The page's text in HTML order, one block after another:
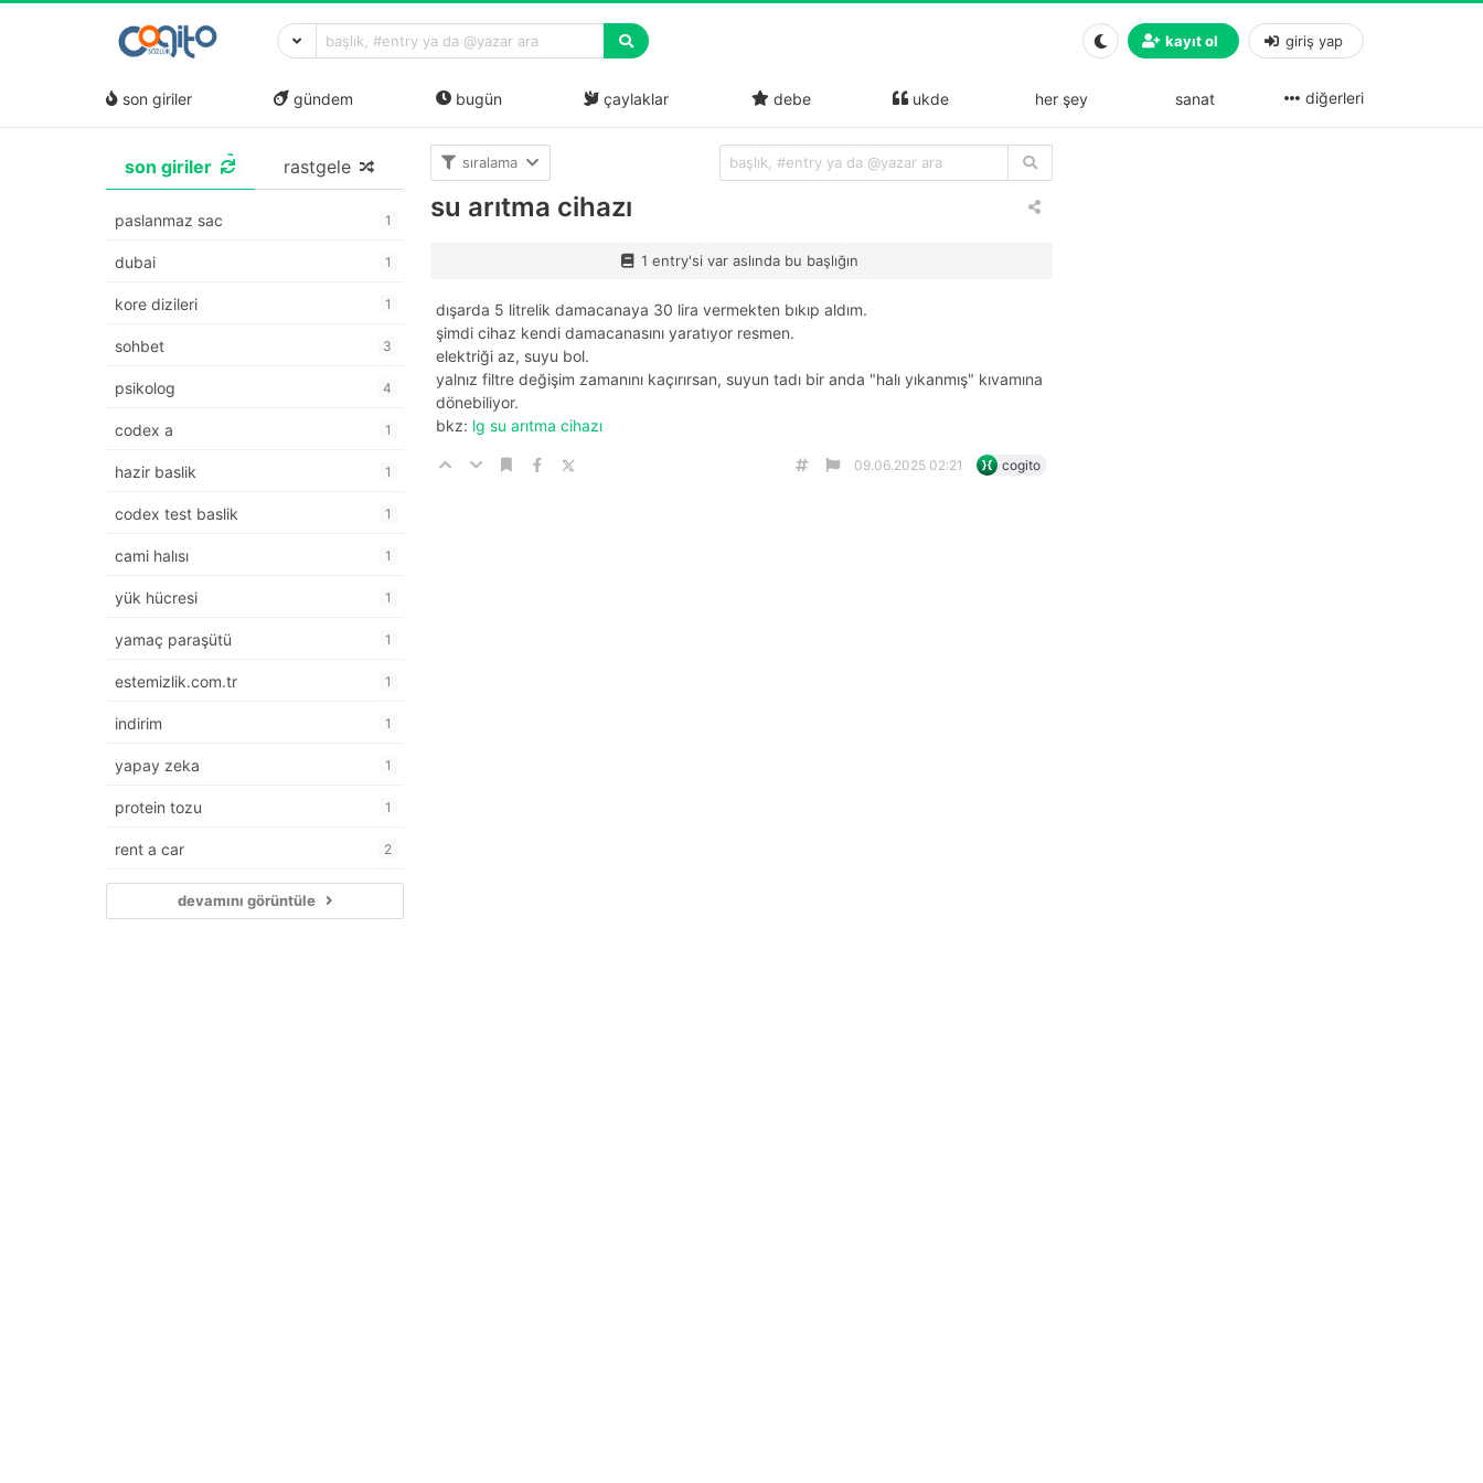
kayıt ol giriş yap
son giriler gündem bugün çaylaklar debe ukde her şey sanat diğerleri
son giriler rastgele
paslanmaz sac 1
dubai 1
kore dizileri 1
sohbet 3
psikolog 4
codex a 1
hazir baslik 1
codex test baslik 1
cami halısı 1
yük hücresi 1
yamaç paraşütü 1
estemizlik.com.tr 1
indirim 1
yapay zeka 1
protein tozu 1
rent a car 2
devamını görüntüle
sıralama
su arıtma cihazı
1 entry'si var aslında bu başlığın
dışarda 5 litrelik damacanaya 30 lira vermekten bıkıp aldım.
şimdi cihaz kendi damacanasını yaratıyor resmen.
elektriği az, suyu bol.
yalnız filtre değişim zamanını kaçırırsan, suyun tadı bir anda "halı yıkanmış" kıvamına
dönebiliyor.
bkz: lg su arıtma cihazı
09.06.2025 02:21 cogito